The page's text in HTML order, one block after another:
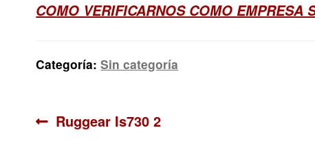
COMO VERIFICARNOS COMO EMPRESA
Categoría:Sin categoría
Navegación
Anterior:
Ruggear Is730 2